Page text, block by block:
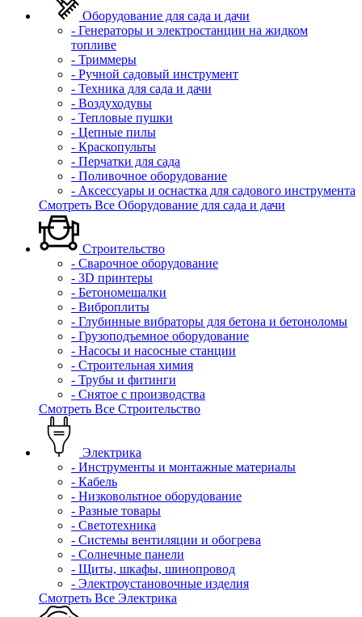
Оборудование для сада и дачи
- Генераторы и электростанции на жидком
топливе
- Триммеры
- Ручной садовый инструмент
- Техника для сада и дачи
- Воздуходувы
- Тепловые пушки
- Цепные пилы
- Краскопульты
- Перчатки для сада
- Поливочное оборудование
- Аксессуары и оснастка для садового инструмента
Смотреть Все Оборудование для сада и дачи
Строительство
- Сварочное оборудование
- 3D принтеры
- Бетономешалки
- Виброплиты
- Глубинные вибраторы для бетона и бетоноломы
- Грузоподъемное оборудование
- Насосы и насосные станции
- Строительная химия
- Трубы и фитинги
- Снятое с производства
Смотреть Все Строительство
Электрика
- Инструменты и монтажные материалы
- Кабель
- Низковольтное оборудование
- Разные товары
- Светотехника
- Системы вентиляции и обогрева
- Солнечные панели
- Щиты, шкафы, шинопровод
- Электроустановочные изделия
Смотреть Все Электрика